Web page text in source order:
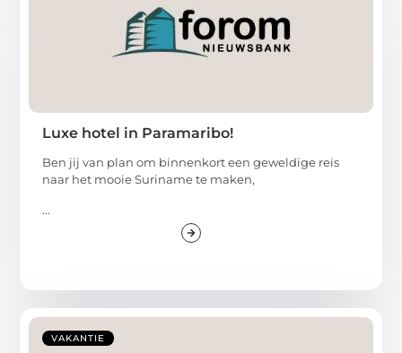
Luxe hotel in Paramaribo!
Ben jij van plan om binnenkort een geweldige reis
naar het mooie Suriname te maken,
...
VAKANTIE